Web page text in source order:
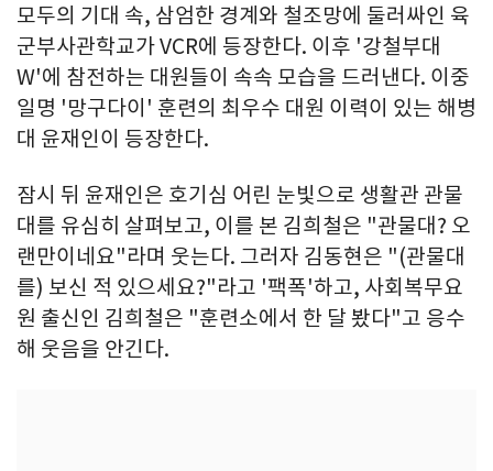
모두의 기대 속, 삼엄한 경계와 철조망에 둘러싸인 육
군부사관학교가 VCR에 등장한다. 이후 '강철부대
W'에 참전하는 대원들이 속속 모습을 드러낸다. 이중
일명 '망구다이' 훈련의 최우수 대원 이력이 있는 해병
대 윤재인이 등장한다.
잠시 뒤 윤재인은 호기심 어린 눈빛으로 생활관 관물
대를 유심히 살펴보고, 이를 본 김희철은 "관물대? 오
랜만이네요"라며 웃는다. 그러자 김동현은 "(관물대
를) 보신 적 있으세요?"라고 '팩폭'하고, 사회복무요
원 출신인 김희철은 "훈련소에서 한 달 봤다"고 응수
해 웃음을 안긴다.